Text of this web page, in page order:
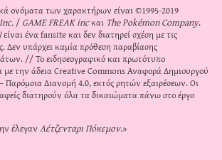
ονόματα των χαρακτήρων είναι ©1995-2019
/GAME FREAK incκαι The Pokémon Company.
είναι ένα fansite και δεν διατηρεί σχέση με τις
Δεν υπάρχει καμία πρόθεση παραβίασης
// Το ειδησεογραφικό και πρωτότυπο
με την άδειαCreative Commons Αναφορά Δημιουργού
Διανομή 4.0, εκτός ρητών εξαιρέσεων. Οι
διατηρούν όλα τα δικαιώματα πάνω στο έργο
έλεγανΛέτζενταρι Πόκεμον.»